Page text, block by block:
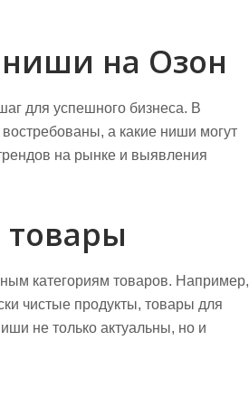
на Озон
для успешного бизнеса. В
а какие ниши могут
на рынке и выявления
категориям товаров. Например,
чистые продукты, товары для
не только актуальны, но и